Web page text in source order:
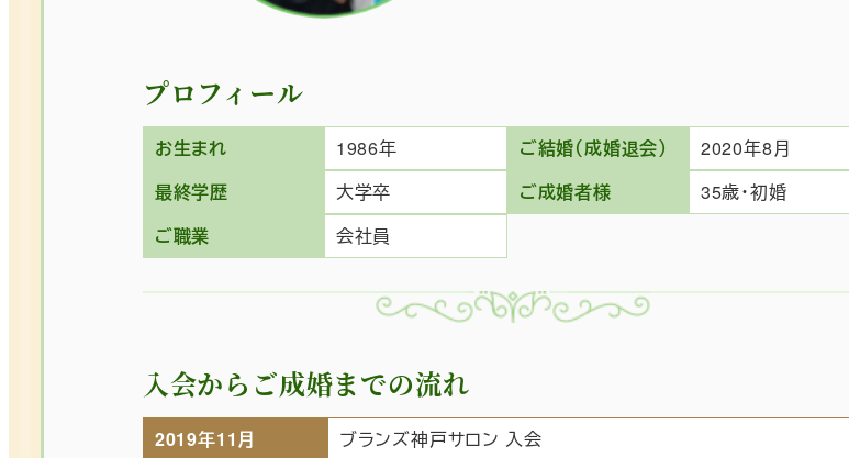
プロフィール
お生まれ 1986年 ご結婚（成婚退会）
2020年8月
最終学歴
大学卒 ご成婚者様
35歳・初婚
ご職業
会社員
入会からご成婚までの流れ
2019年11月
ブランズ神戸サロン 入会